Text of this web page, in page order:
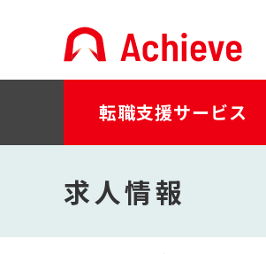
転職支援サービス
求人情報